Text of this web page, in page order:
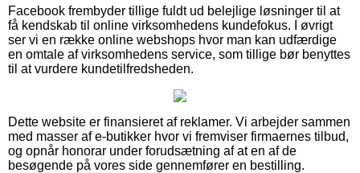
Facebook frembyder tillige fuldt ud belejlige løsninger til at
få kendskab til online virksomhedens kundefokus. I øvrigt
ser vi en række online webshops hvor man kan udfærdige
en omtale af virksomhedens service, som tillige bør benyttes
til at vurdere kundetilfredsheden.
Dette website er finansieret af reklamer. Vi arbejder sammen
med masser af e-butikker hvor vi fremviser firmaernes tilbud,
og opnår honorar under forudsætning af at en af de
besøgende på vores side gennemfører en bestilling.